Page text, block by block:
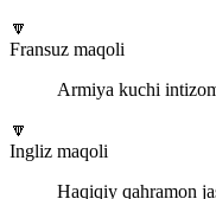
🔽
Fransuz maqoli
Armiya kuchi
🔽
Ingliz maqoli
Haqiqiy qahramon